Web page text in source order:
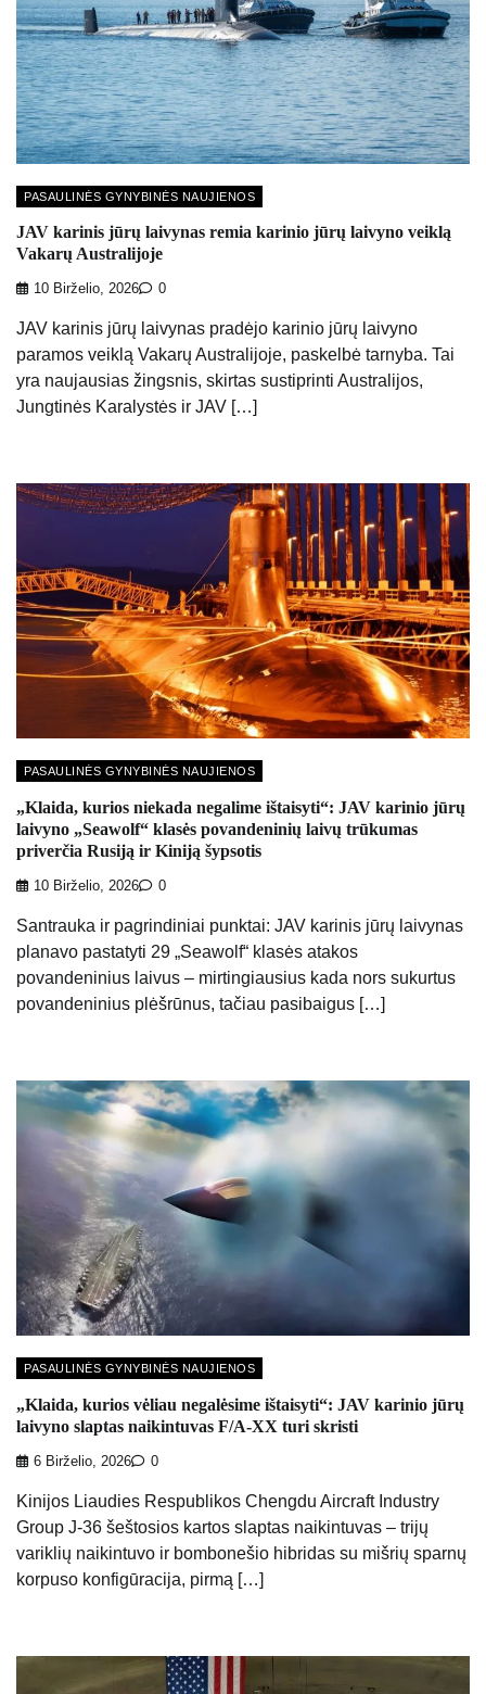
PASAULINĖS GYNYBINĖS NAUJIENOS
JAV karinis jūrų laivynas remia karinio jūrų laivyno veiklą
Vakarų Australijoje
10 Birželio, 2026 0
JAV karinis jūrų laivynas pradėjo karinio jūrų laivyno
paramos veiklą Vakarų Australijoje, paskelbė tarnyba. Tai
yra naujausias žingsnis, skirtas sustiprinti Australijos,
Jungtinės Karalystės ir JAV […]
PASAULINĖS GYNYBINĖS NAUJIENOS
„Klaida, kurios niekada negalime ištaisyti“: JAV karinio jūrų
laivyno „Seawolf“ klasės povandeninių laivų trūkumas
priverčia Rusiją ir Kiniją šypsotis
10 Birželio, 2026 0
Santrauka ir pagrindiniai punktai: JAV karinis jūrų laivynas
planavo pastatyti 29 „Seawolf“ klasės atakos
povandeninius laivus – mirtingiausius kada nors sukurtus
povandeninius plėšrūnus, tačiau pasibaigus […]
PASAULINĖS GYNYBINĖS NAUJIENOS
„Klaida, kurios vėliau negalėsime ištaisyti“: JAV karinio jūrų
laivyno slaptas naikintuvas F/A-XX turi skristi
6 Birželio, 2026 0
Kinijos Liaudies Respublikos Chengdu Aircraft Industry
Group J-36 šeštosios kartos slaptas naikintuvas – trijų
variklių naikintuvo ir bombonešio hibridas su mišrių sparnų
korpuso konfigūracija, pirmą […]